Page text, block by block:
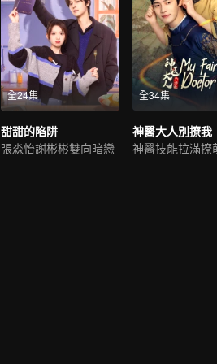
全24集
甜甜的陷阱
張淼怡謝彬彬雙向暗戀
全34集
神醫大人別撩我
神醫技能拉滿撩